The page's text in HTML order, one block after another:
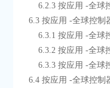
6.2.3 按应
6.3 按应用 -全球
6.3.1 按应
6.3.2 按应
6.3.3 按应
6.4 按应用 -全球